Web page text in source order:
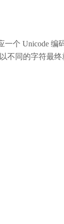
个 Unicode 编
不同的字符最终